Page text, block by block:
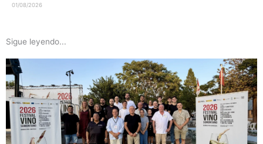
01/08/2026
Sigue leyendo...